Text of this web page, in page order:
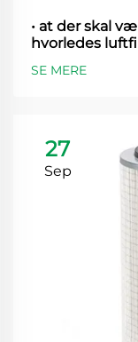
• at der skal
hvorledes
SE MERE
27
Sep